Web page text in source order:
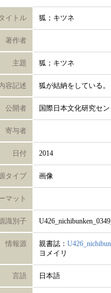
タイトル 狐；キツネ
著作者
主題 狐；キツネ
容記述 狐が結納をしている。
公開者 国際日本文化研究セン
寄与者
日付 2014
タイプ 画像
マット
識別子
情報源 親書誌：
ヨメイリ
言語 日本語